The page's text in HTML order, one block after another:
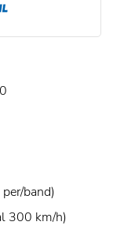
band)
300 km/h)